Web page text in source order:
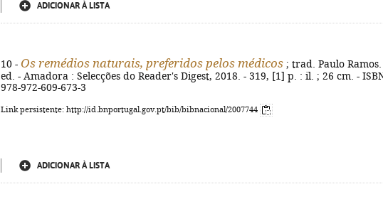
ADICIONAR À LISTA
10 - Os remédios naturais, preferidos pelos médicos ; trad. Paulo Ramos.
ed. - Amadora : Selecções do Reader's Digest, 2018. - 319, [1] p. : il. ; 26 cm. -
978-972-609-673-3
Link persistente: http://id.bnportugal.gov.pt/bib/bibnacional/2007744
ADICIONAR À LISTA